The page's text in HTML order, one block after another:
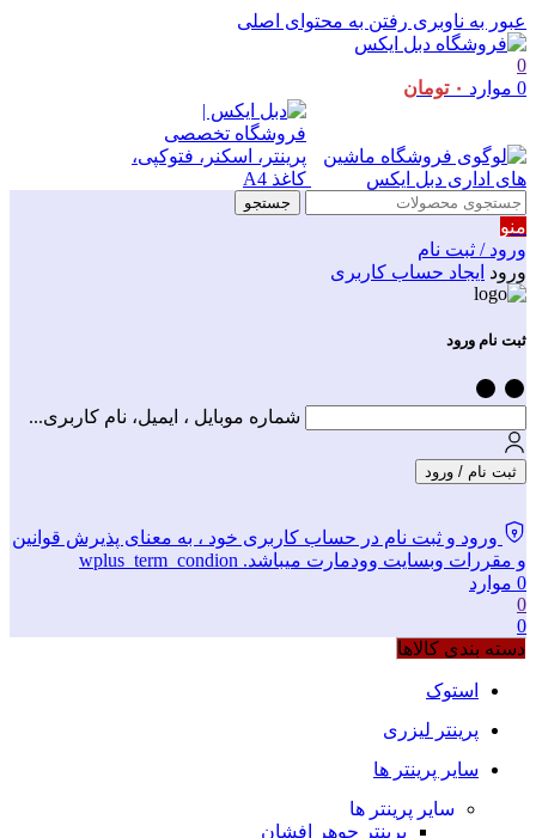
عبور به ناوبری رفتن به محتوای اصلی
0
0 موارد ۰ تومان
جستجو
منو
ورود / ثبت نام
ورود ایجاد حساب کاربری
ثبت نام ورود
شماره موبایل ، ایمیل، نام کاربری...
ثبت نام / ورود
ورود و ثبت نام در حساب کاربری خود ، به معنای پذیرش قوانین
و مقررات وبسایت وودمارت میباشد. wplus_term_condion
0 موارد
0
0
دسته بندی کالاها
استوک
پرینتر لیزری
سایر پرینتر ها
سایر پرینتر ها
پرینتر جوهر افشان